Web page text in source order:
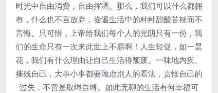
时光中自由消费，自由挥洒。那么，我们可以什么都拥
有，什么也不言放弃，尝遍生活中的种种甜酸苦辣而不
言悔。只可惜，上帝给我们每个人的光阴只有一份，我
们的生命只有一次来此世上不易啊！人生短促，如一昙
花，我们有什么理由让自己生活得颓废。一味地内疚、
摧残自己，大事小事都要顾虑别人的看法，责怪自己的
过失，不啻是取绳自缚。如此无聊的生活有何幸福可